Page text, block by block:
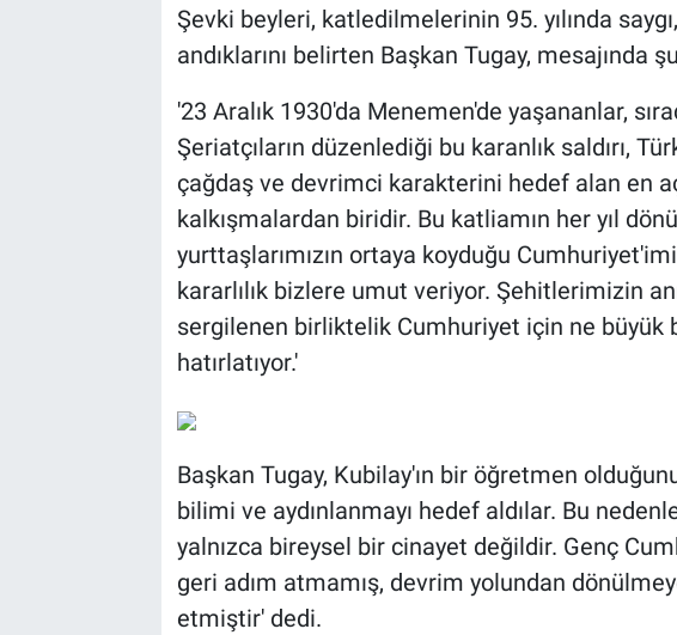
Şevki beyleri, katledilmelerinin 95. yılında
andıklarını belirten Başkan Tugay, mesajında
'23 Aralık 1930'da Menemen'de yaşananlar,
Şeriatçıların düzenlediği bu karanlık saldırı,
çağdaş ve devrimci karakterini hedef alan en
kalkışmalardan biridir. Bu katliamın her yıl
yurttaşlarımızın ortaya koyduğu
kararlılık bizlere umut veriyor. Şehitlerimizin
sergilenen birliktelik Cumhuriyet için ne büyük
hatırlatıyor.'
Başkan Tugay, Kubilay'ın bir öğretmen
bilimi ve aydınlanmayı hedef aldılar. Bu
yalnızca bireysel bir cinayet değildir. Genç
geri adım atmamış, devrim yolundan
etmiştir' dedi.